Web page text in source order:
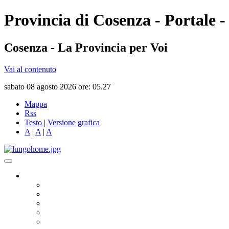
Provincia di Cosenza - Portale
Cosenza - La Provincia per Voi
Vai al contenuto
sabato 08 agosto 2026 ore: 05.27
Mappa
Rss
Testo | Versione grafica
A | A | A